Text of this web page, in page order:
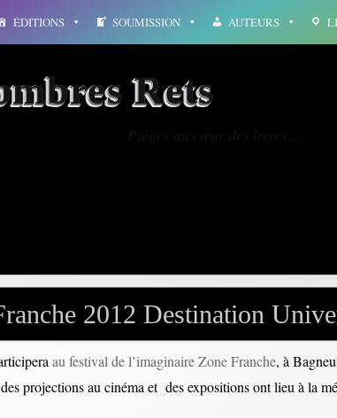
ÉDITIONS SOUMISSION AUTEURS
Rets
2012 Destination
au festival de l’imaginaire Zone Franche, à
projections au cinéma et des expositions ont lieu à la